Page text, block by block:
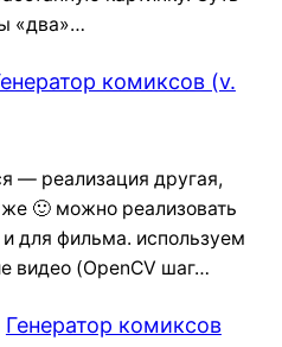
«два»…
комиксов (v.
— реализация другая,
же 🙂 можно реализовать
и для фильма. используем
видео (OpenCV шаг…
Генератор комиксов